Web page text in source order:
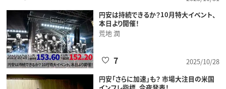
円安は持続できるか？10月特大イベント、
本日より開催！
荒地 潤
2025/10/28
7
円安「さらに加速」も？ 市場大注目の米国
インフレ指標、今夜発表！